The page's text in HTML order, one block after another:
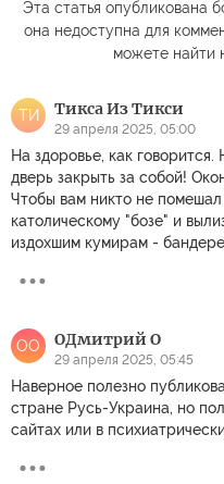
Эта статья опубликована
она недоступна для
можете найти
ТИ Тикса Из Тикси
29 апреля 2025, 05:00
На здоровье, как
дверь закрыть за собой!
Чтобы вам никто не
католическому "бозе" и
издохшим кумирам - бандере
OO OДмитрий O
29 апреля 2025, 05:45
Наверное полезно
стране Русь-Украина, но
сайтах или в